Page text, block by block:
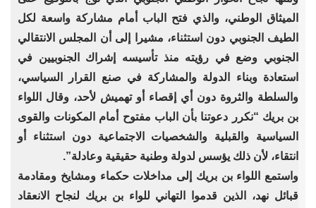
الميثاق الوطني، والذي فتح الباب أمام مشاركة واسعة لكل
الطيف الجنوبي دون استثناء، مشيرا إلى أن المجلس الانتقالي
الجنوبي وضع في رؤيته منذ تأسيسه إشراك الجنوبيين في
استعادة وبناء الدولة والمشاركة في صنع القرار السياسي،
والسلطة والثروة دون أي إقصاء أو تهميش لأحد، وقال اللواء
بن بريك “نكرر دعوتنا بأن الباب مفتوح أمام المكونات والقوى
السياسية والقبلية والشخصيات الاجتماعية دون استثناء أو
انتقاء، لأن ذلك يؤسس لدولة وطنية حقيقية وعادلة”.
واستمع اللواء بن بريك إلى مداخلات حكماء ومشايخ ومقادمة
قبائل نهد، الذين قدموا التهاني للواء بن بريك لنجاح الانعقاد